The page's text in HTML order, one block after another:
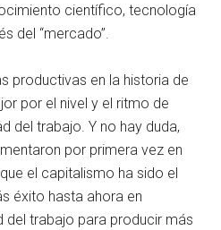
científico, tecnología
del “mercado”.
productivas en la historia de
por el nivel y el ritmo de
del trabajo. Y no hay duda,
por primera vez en
el capitalismo ha sido el
éxito hasta ahora en
del trabajo para producir más